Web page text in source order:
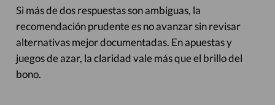
Si más de dos respuestas son ambiguas, la
recomendación prudente es no avanzar sin revisar
alternativas mejor documentadas. En apuestas y
juegos de azar, la claridad vale más que el brillo del
bono.